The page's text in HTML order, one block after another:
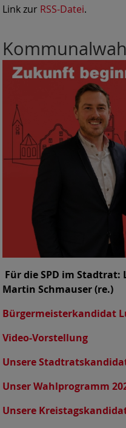
Link zur RSS-Datei.
Für die SPD im Stadtrat:
Martin Schmauser (re.)
Bürgermeisterkandidat
Video-Vorstellung
Unsere
Unser Wahlprogramm
Unsere